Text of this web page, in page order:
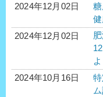
2024年12月02日
2024年12月02日
2024年10月16日